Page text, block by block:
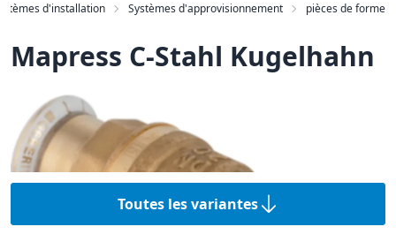
d'installation Systèmes d'approvisionnement pièces de forme
Mapress C-Stahl Kugelhahn
Toutes les variantes